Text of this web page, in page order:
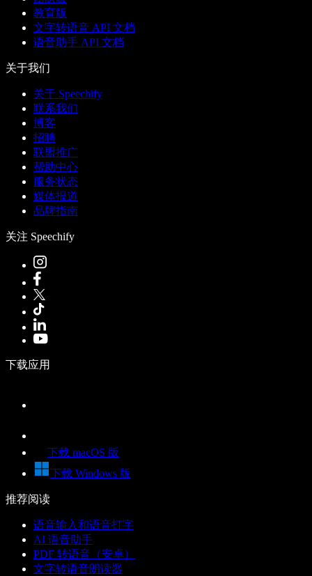
教育版
文字转语音 API 文档
语音助手 API 文档
关于我们
关于 Speechify
联系我们
博客
招聘
联盟推广
帮助中心
服务状态
媒体报道
品牌指南
关注 Speechify
下载应用
下载 macOS 版
下载 Windows 版
推荐阅读
语音输入和语音打字
AI 语音助手
PDF 转语音（安卓）
文字转语音朗读器